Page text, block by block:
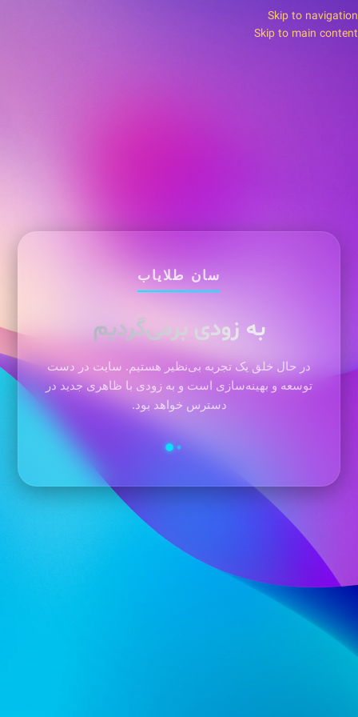
Skip to navigation
Skip to main content
سان طلایاب
به زودی برمی‌گردیم
در حال خلق یک تجربه بی‌نظیر هستیم. سایت در دست
توسعه و بهینه‌سازی است و به زودی با ظاهری جدید در
دسترس خواهد بود.